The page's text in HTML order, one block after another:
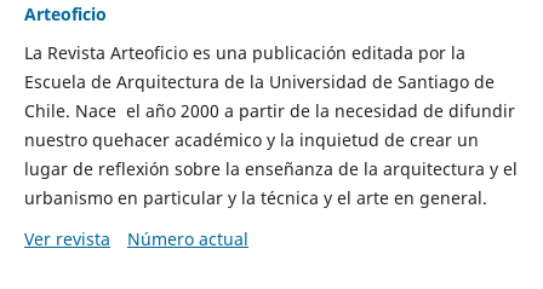
Arteoficio
La Revista Arteoficio es una publicación editada por la
Escuela de Arquitectura de la Universidad de Santiago de
Chile. Nace el año 2000 a partir de la necesidad de difundir
nuestro quehacer académico y la inquietud de crear un
lugar de reflexión sobre la enseñanza de la arquitectura y el
urbanismo en particular y la técnica y el arte en general.
Ver revista
Número actual